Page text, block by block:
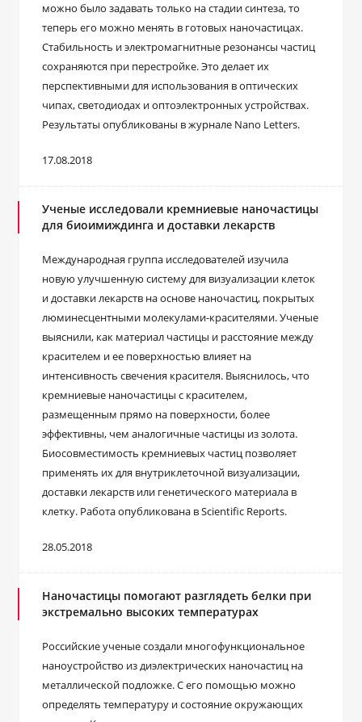
можно было задавать только на стадии синтеза, то
теперь его можно менять в готовых наночастицах.
Стабильность и электромагнитные резонансы частиц
сохраняются при перестройке. Это делает их
перспективными для использования в оптических
чипах, светодиодах и оптоэлектронных устройствах.
Результаты опубликованы в журнале Nano Letters.
17.08.2018
Ученые исследовали кремниевые наночастицы
для биоимиждинга и доставки лекарств
Международная группа исследователей изучила
новую улучшенную систему для визуализации клеток
и доставки лекарств на основе наночастиц, покрытых
люминесцентными молекулами-красителями. Ученые
выяснили, как материал частицы и расстояние между
красителем и ее поверхностью влияет на
интенсивность свечения красителя. Выяснилось, что
кремниевые наночастицы с красителем,
размещенным прямо на поверхности, более
эффективны, чем аналогичные частицы из золота.
Биосовместимость кремниевых частиц позволяет
применять их для внутриклеточной визуализации,
доставки лекарств или генетического материала в
клетку. Работа опубликована в Scientific Reports.
28.05.2018
Наночастицы помогают разглядеть белки при
экстремально высоких температурах
Российские ученые создали многофункциональное
наноустройство из диэлектрических наночастиц на
металлической подложке. С его помощью можно
определять температуру и состояние окружающих